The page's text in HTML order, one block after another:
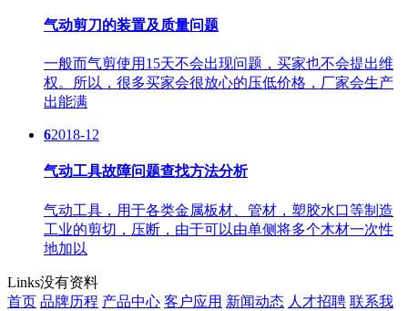
气动剪刀的装置及质量问题
一般而气剪使用15天不会出现问题，买家也不会提出维
权。所以，很多买家会很放心的压低价格，厂家会生产
出能满
62018-12
气动工具故障问题查找方法分析
气动工具，用于各类金属板材、管材，塑胶水口等制造
工业的剪切，压断，由于可以由单侧将多个木材一次性
地加以
Links没有资料
首页 品牌历程 产品中心 客户应用 新闻动态 人才招聘 联系我